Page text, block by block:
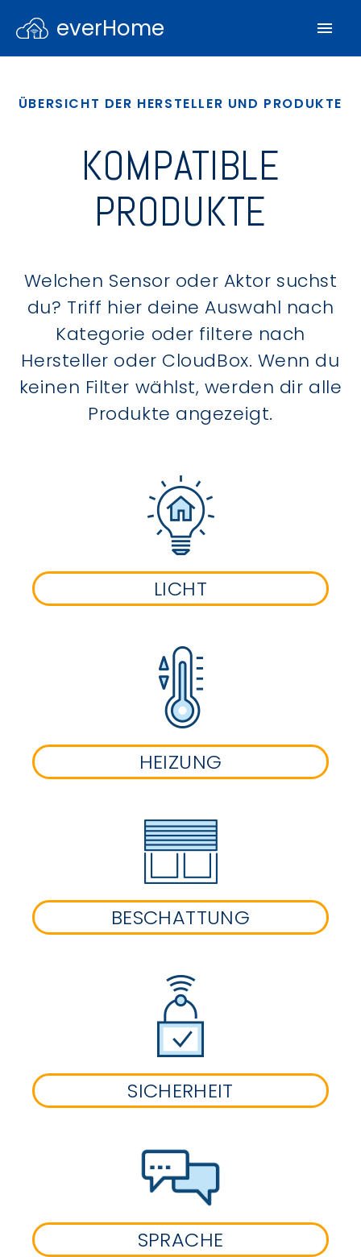
everHome
ÜBERSICHT DER HERSTELLER UND PRODUKTE
KOMPATIBLE
PRODUKTE
Welchen Sensor oder Aktor suchst
du? Triff hier deine Auswahl nach
Kategorie oder filtere nach
Hersteller oder CloudBox. Wenn du
keinen Filter wählst, werden dir alle
Produkte angezeigt.
LICHT
HEIZUNG
BESCHATTUNG
SICHERHEIT
SPRACHE